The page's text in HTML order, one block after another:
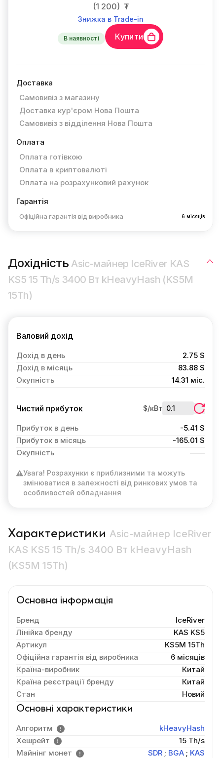
(1 200) ₮
Знижка в Trade-in
В наявності Купити
Доставка
Самовивіз з магазину
Доставка кур'єром Нова Пошта
Самовивіз з відділення Нова Пошта
Оплата
Оплата готівкою
Оплата в криптовалюті
Оплата на розрахунковий рахунок
Гарантія
Офіційна гарантія від виробника 6 місяців
ДохідністьAsic-майнер IceRiver KAS
KS5 15 Th/s 3400 Вт kHeavyHash (KS5M
15Th)
Валовий дохід
Дохід в день
2.75 $
Дохід в місяць
83.88 $
Окупність
14.31 міс.
Чистий прибуток $/кВт
Прибуток в день
-5.41 $
Прибуток в місяць
-165.01 $
Окупність
Увага! Розрахунки є приблизними та можуть
змінюватися в залежності від ринкових умов та
особливостей обладнання
Характеристики Asic-майнер IceRiver
KAS KS5 15 Th/s 3400 Вт kHeavyHash
(KS5M 15Th)
Основна інформація
Бренд
IceRiver
Лінійка бренду
KAS KS5
Артикул
KS5M 15Th
Офіційна гарантія від виробника
6 місяців
Країна-виробник
Китай
Країна реєстрації бренду
Китай
Стан
Новий
Основні характеристики
Алгоритм
kHeavyHash
Хешрейт
15 Th/s
Майнінг монет
SDR ; BGA ; KAS